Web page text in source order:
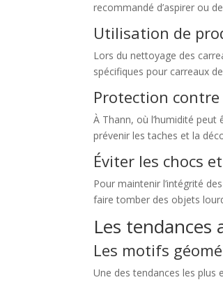
recommandé d’aspirer ou
Utilisation de
Lors du nettoyage des
spécifiques pour carreaux
Protection contre
À Thann, où l’humidité peut
prévenir les taches et la
Éviter les chocs
Pour maintenir l’intégrité
faire tomber des objets
Les tendances
Les motifs
Une des tendances les